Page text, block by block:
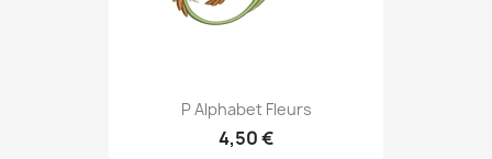
P Alphabet Fleurs
4,50 €